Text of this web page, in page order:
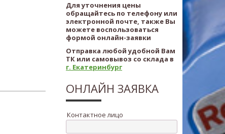
Для уточнения цены
обращайтесь по телефону или
электронной почте, также Вы
можете воспользоваться
формой онлайн-заявки
Отправка любой удобной Вам
ТК или самовывоз со склада в
г. Екатеринбург
ОНЛАЙН ЗАЯВКА
Контактное лицо